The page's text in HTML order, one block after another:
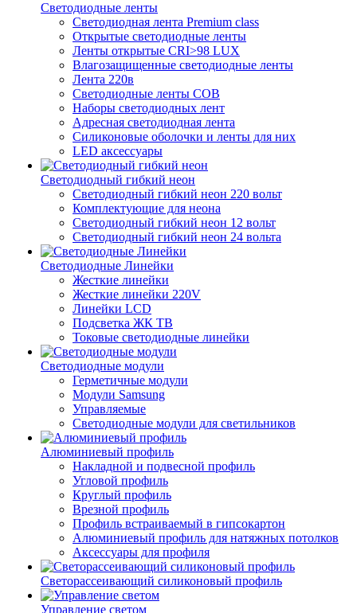
Светодиодные ленты
Светодиодная лента Premium class
Открытые светодиодные ленты
Ленты открытые CRI>98 LUX
Влагозащищенные светодиодные ленты
Лента 220в
Светодиодные ленты COB
Наборы светодиодных лент
Адресная светодиодная лента
Силиконовые оболочки и ленты для них
LED аксессуары
Светодиодный гибкий неон
Светодиодный гибкий неон 220 вольт
Комплектующие для неона
Светодиодный гибкий неон 12 вольт
Светодиодный гибкий неон 24 вольта
Светодиодные Линейки
Жесткие линейки
Жесткие линейки 220V
Линейки LCD
Подсветка ЖК ТВ
Токовые светодиодные линейки
Светодиодные модули
Герметичные модули
Модули Samsung
Управляемые
Светодиодные модули для светильников
Алюминиевый профиль
Накладной и подвесной профиль
Угловой профиль
Круглый профиль
Врезной профиль
Профиль встраиваемый в гипсокартон
Алюминиевый профиль для натяжных потолков
Аксессуары для профиля
Светорассеивающий силиконовый профиль
Управление светом